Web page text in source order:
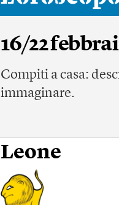
16/22
Compiti a casa:
immaginare.
Leone